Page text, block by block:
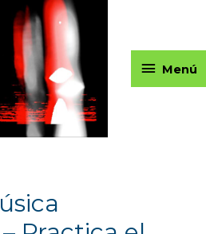
Menú
Menú